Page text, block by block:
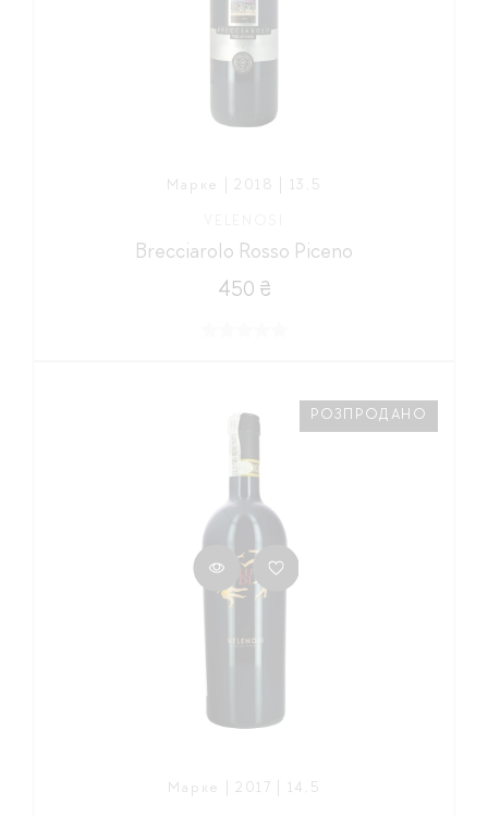
Марке | 2018 | 13,5
Brecciarolo Rosso Piceno
450 ₴
Марке | 2017 | 14,5
РОЗПРОДАНО